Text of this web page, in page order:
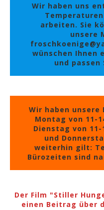
Wir haben uns
arbeiten. Sie
unsere
wünschen Ihnen
und passen
Wir haben
Montag von 11-
Dienstag von 11-
und
weiterhin gilt:
Bürozeiten sind
Der Film "Stiller
einen Beitrag über